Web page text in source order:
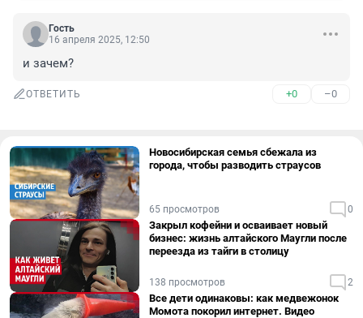
Гость
16 апреля 2025, 12:50
и зачем?
ОТВЕТИТЬ +0 –0
Новосибирская семья сбежала из
города, чтобы разводить страусов
65 просмотров 0
Закрыл кофейни и осваивает новый
бизнес: жизнь алтайского Маугли после
переезда из тайги в столицу
138 просмотров 2
Все дети одинаковы: как медвежонок
Момота покорил интернет. Видео